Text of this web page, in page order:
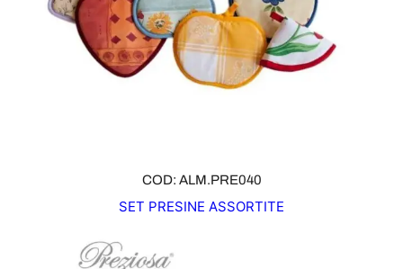
COD: ALM.PRE040
SET PRESINE ASSORTITE